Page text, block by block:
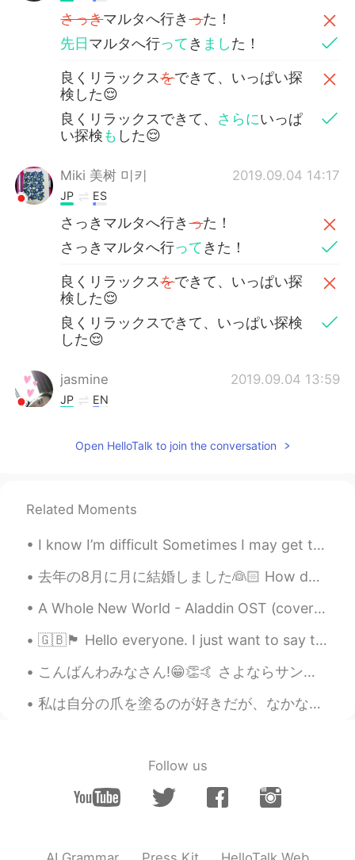
さっきマルタへ行きった！
先日マルタへ行ってき ました！
良くリラックスをできて、いっぱい探
検した😌
良くリラックスできて、 さらにいっぱ
い探検も した😌
Miki 美树 미키 2019.09.04 14:17
JP ES
さっきマルタへ行きった！
さっきマルタへ行って きた！
良くリラックスをできて、いっぱい探
検した😌
良くリラックスできて、いっぱい探検
した😌
jasmine 2019.09.04 13:59
JP EN
beautiful photo😊
Open HelloTalk to join the conversation
Related Moments
I know I’m difficult Sometimes I may get too emotional and too acrid So I understand if you don’t...
去年の8月に月に結婚しました👰🏻 How do you say in Japanese.. “I think every woman feels the most beautiful on he...
A Whole New World - Aladdin OST (cover) I can show you the world Shining, shimmering, splendid T...
🇬🇧🏴󠁧󠁢󠁥󠁮󠁧󠁿 Hello everyone. I just want to say that whatever language you’re learning whether it’s ...
こんばんわみなさん!😁👏🤙 さよならサンホセ 今日はマウイ❣🛬🏝🏄🏻‍♂️🌊🌈🏊🏻🏌🏿🍍🥥🎣🐟🍣🍤🍱 マウイはどうてもきれいです❗️😳😁😅👏👏👏👍🤙🤙🤙 マウイのうみはすごく素敵です! す...
私は自分の爪を塗るのが好きだが、なかなかいいネイルポリッシュを見つけることができなかった。💅🏻 ネイルポリッシュが薄すぎると何度も塗る必要があるし、乾いたときにうまく色が出ないか、簡単に消えてし...
Follow us